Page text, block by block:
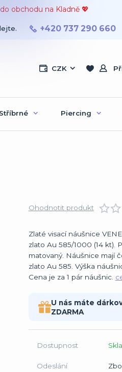
obchodu na Kladně 💖
CZK
+420 737 290 660
Stříbrné Piercing
Ohodnotit produkt
Zlaté visací náušnice
zlato Au 585/1000 (14 kt).
matovaný. Náušnice mají
zlato Au 585. Výška
Cena je za 1 pár náušnic.
U nás máte
ZDARMA
Dostupnost
Odeslání